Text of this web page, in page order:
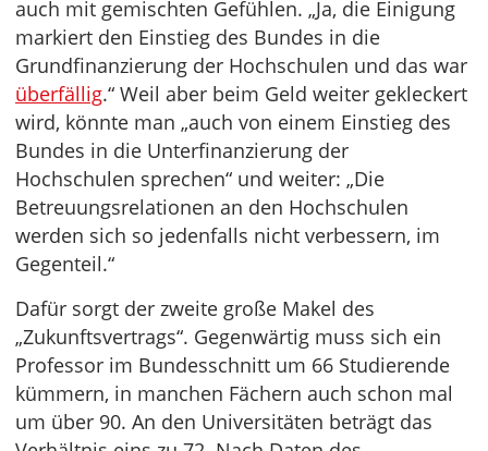
auch mit gemischten Gefühlen. „Ja, die Einigung
markiert den Einstieg des Bundes in die
Grundfinanzierung der Hochschulen und das war
überfällig.“ Weil aber beim Geld weiter gekleckert
wird, könnte man „auch von einem Einstieg des
Bundes in die Unterfinanzierung der
Hochschulen sprechen“ und weiter: „Die
Betreuungsrelationen an den Hochschulen
werden sich so jedenfalls nicht verbessern, im
Gegenteil.“
Dafür sorgt der zweite große Makel des
„Zukunftsvertrags“. Gegenwärtig muss sich ein
Professor im Bundesschnitt um 66 Studierende
kümmern, in manchen Fächern auch schon mal
um über 90. An den Universitäten beträgt das